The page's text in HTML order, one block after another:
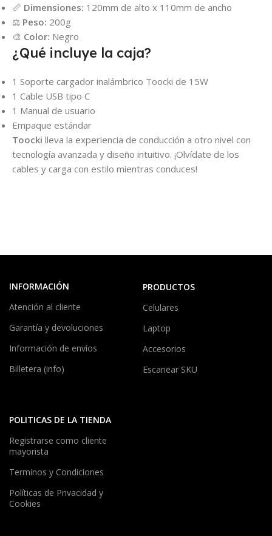
📏 Dimensiones: 120mm de alto x 110mm de ancho
⚖️ Peso: 200g
🎨 Color: Negro
¿Qué incluye la caja?
1 Soporte cargador inalámbrico Toocki de 15W
1 Cable USB tipo C
1 Manual de usuario
Empaque estándar
Toocki lleva la experiencia de conducción a otro nivel con
tecnología avanzada y diseño intuitivo. ¡Olvídate de los
cables y carga con estilo mientras conduces!
INFORMACIÓN
Atención al cliente
Garantía y devoluciones
Información de envíos
Billetera (info)
PRODUCTOS
Celulares
Laptop
Accesorios
Escanear SKU
POLITICAS DE LA TIENDA
Registrarse como cliente
mayorista
Terminos y Condiciones
Políticas de Privacidad y
Cookies